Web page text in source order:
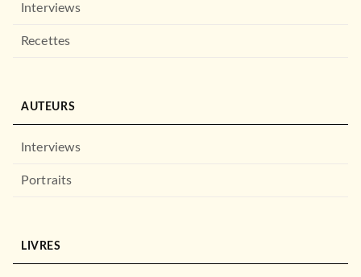
Interviews
Recettes
AUTEURS
Interviews
Portraits
LIVRES